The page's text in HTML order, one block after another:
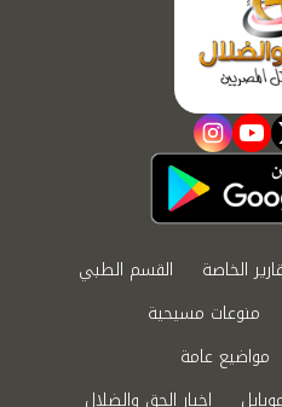
youtube
instagram
الخاصة
القسم الطبي
منوعات مسيحية
مواضيع عامة
اخبار الحق والضلال